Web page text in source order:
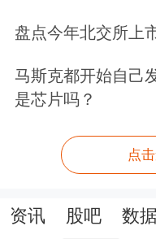
仅仅掉了3位，
最“黑马”选手：
创始人，38岁
上市，张勇夫
盘点今年北交所上
马斯克都开始自己
是芯片吗？
点
资讯 股吧 数